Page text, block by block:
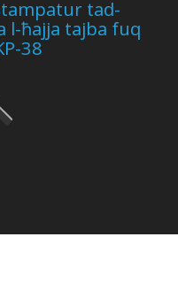
tad-
l-ħajja tajba fuq
38